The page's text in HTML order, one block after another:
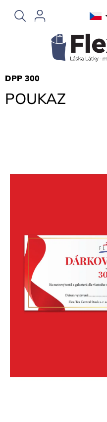
obsah
POUKAZ
DPP 300